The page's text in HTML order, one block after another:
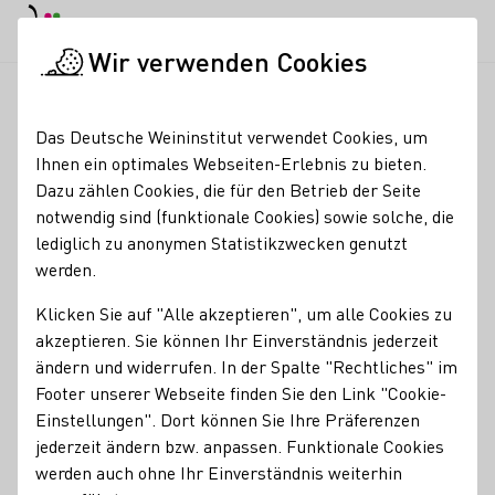
Weingut Meine Freiheit
Perlwein / Secco
Mitgliedschaften
Wine in Moderation (WiM)
Kontakt
Weingut Meine Freiheit
Wir verwenden Cookies
Das Deutsche Weininstitut verwendet Cookies, um
Ihnen ein optimales Webseiten-Erlebnis zu bieten.
Dazu zählen Cookies, die für den Betrieb der Seite
notwendig sind (funktionale Cookies) sowie solche, die
lediglich zu anonymen Statistikzwecken genutzt
werden.
Klicken Sie auf "Alle akzeptieren", um alle Cookies zu
akzeptieren. Sie können Ihr Einverständnis jederzeit
ändern und widerrufen. In der Spalte "Rechtliches" im
Footer unserer Webseite finden Sie den Link "Cookie-
Einstellungen". Dort können Sie Ihre Präferenzen
jederzeit ändern bzw. anpassen. Funktionale Cookies
werden auch ohne Ihr Einverständnis weiterhin